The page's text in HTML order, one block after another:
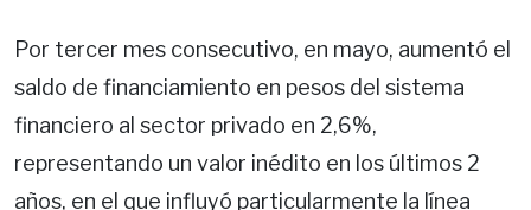
Por tercer mes consecutivo, en mayo, aumentó el
saldo de financiamiento en pesos del sistema
financiero al sector privado en 2,6%,
representando un valor inédito en los últimos 2
años, en el que influyó particularmente la línea